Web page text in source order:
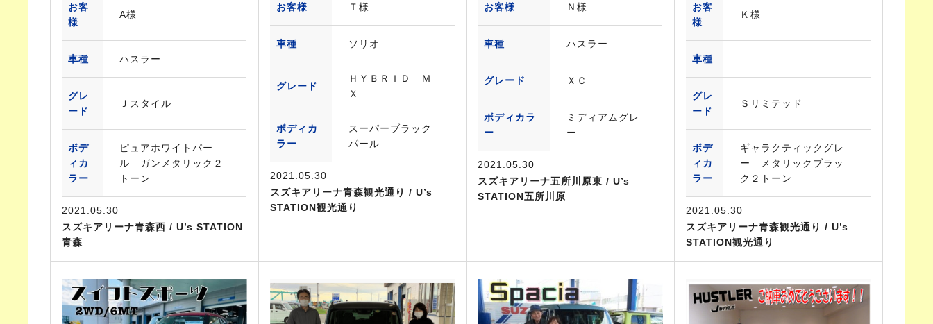
お客
様
A様
車種 ハスラー
グレ
ード
Ｊスタイル
ボデ
ィカ
ラー
ピュアホワイトパー
ル ガンメタリック２
トーン
2021.05.30
スズキアリーナ青森西 / U’s STATION
青森
お客様 Ｔ様
車種 ソリオ
グレード
ＨＹＢＲＩＤ Ｍ
Ｘ
ボディカ
ラー
スーパーブラック
パール
2021.05.30
スズキアリーナ青森観光通り / U’s
STATION観光通り
お客様 Ｎ様
車種 ハスラー
グレード ＸＣ
ボディカラ
ー
ミディアムグレ
ー
2021.05.30
スズキアリーナ五所川原東 / U’s
STATION五所川原
お客
様
Ｋ様
車種
グレ
ード
Ｓリミテッド
ボデ
ィカ
ラー
ギャラクティックグレ
ー メタリックブラッ
ク２トーン
2021.05.30
スズキアリーナ青森観光通り / U’s
STATION観光通り